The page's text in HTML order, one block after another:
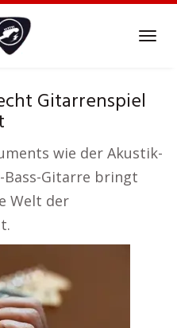
Gitarrenspiel
wie der Akustik-
Bass-Gitarre bringt
Welt der